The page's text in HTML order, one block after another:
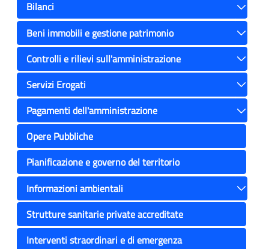
Bilanci
Toggle
Beni immobili e gestione patrimonio
Toggle
Controlli e rilievi sull'amministrazione
Toggle
Servizi Erogati
Toggle
Pagamenti dell'amministrazione
Toggle
Opere Pubbliche
Pianificazione e governo del territorio
Informazioni ambientali
Toggle
Strutture sanitarie private accreditate
Interventi straordinari e di emergenza